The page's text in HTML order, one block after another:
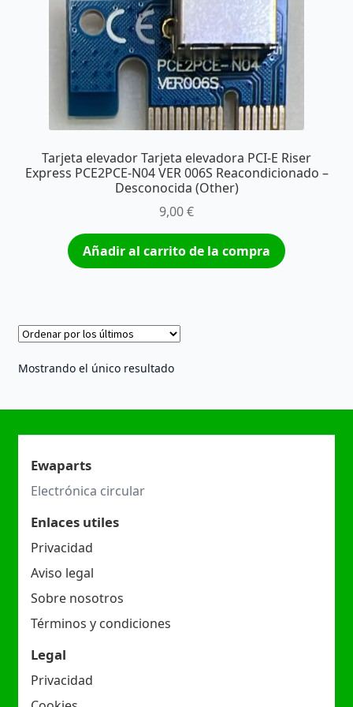
Tarjeta elevador Tarjeta elevadora PCI-E Riser
Express PCE2PCE-N04 VER 006S Reacondicionado –
Desconocida (Other)
9,00€
Añadir al carrito de la compra
Mostrando el único resultado
Ewaparts
Electrónica circular
Enlaces utiles
Privacidad
Aviso legal
Sobre nosotros
Términos y condiciones
Legal
Privacidad